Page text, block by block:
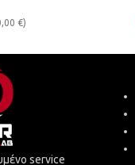
€)
service